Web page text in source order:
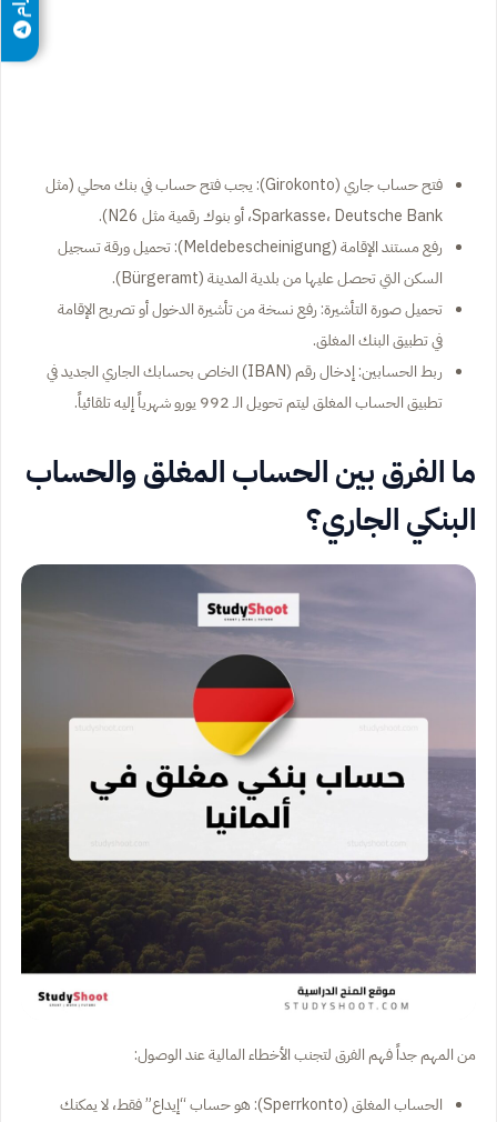
فتح حساب جاري (Girokonto): يجب فتح حساب في بنك محلي (مثل
Sparkasse، Deutsche Bank، أو بنوك رقمية مثل N26).
رفع مستند الإقامة (Meldebescheinigung): تحميل ورقة تسجيل
السكن التي تحصل عليها من بلدية المدينة (Bürgeramt).
تحميل صورة التأشيرة: رفع نسخة من تأشيرة الدخول أو تصريح الإقامة
في تطبيق البنك المغلق.
ربط الحسابين: إدخال رقم (IBAN) الخاص بحسابك الجاري الجديد في
تطبيق الحساب المغلق ليتم تحويل الـ 992 يورو شهرياً إليه تلقائياً.
ما الفرق بين الحساب المغلق والحساب
البنكي الجاري؟
من المهم جداً فهم الفرق لتجنب الأخطاء المالية عند الوصول:
الحساب المغلق (Sperrkonto): هو حساب “إيداع” فقط، لا يمكنك